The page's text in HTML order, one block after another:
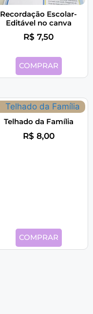
Recordação Escolar-
Editável no canva
R$ 7,50
COMPRAR
Telhado da Família
R$ 8,00
COMPRAR